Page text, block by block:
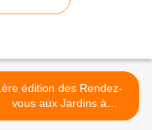
édition des Rendez-
vous aux Jardins à
Castellane >